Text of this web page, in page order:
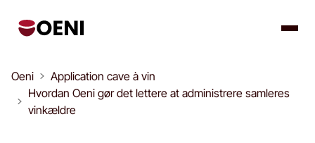
Oeni
Application cave à vin
Hvordan Oeni gør det lettere at administrere samleres
vinkældre